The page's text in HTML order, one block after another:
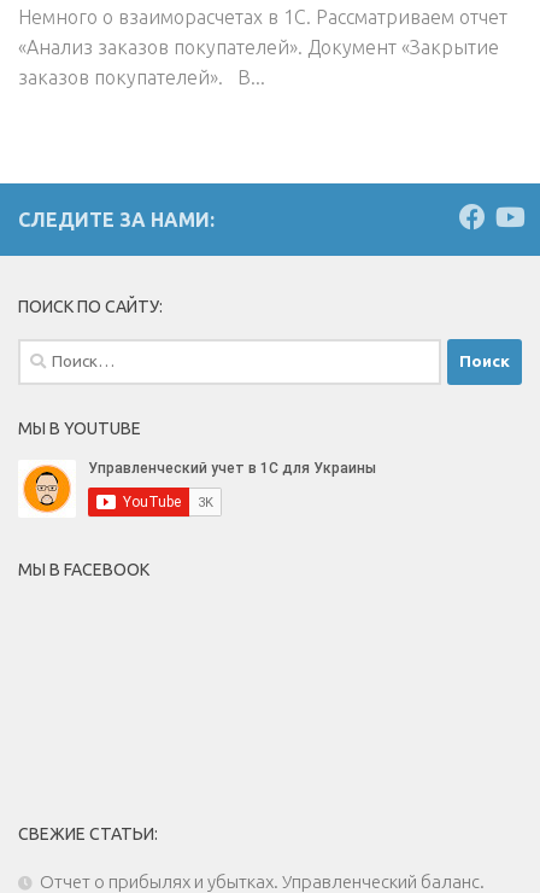
Немного о взаиморасчетах в 1С. Рассматриваем отчет
«Анализ заказов покупателей». Документ «Закрытие
заказов покупателей». В...
СЛЕДИТЕ ЗА НАМИ:
ПОИСК ПО САЙТУ:
Найти:
МЫ В YOUTUBE
МЫ В FACEBOOK
СВЕЖИЕ СТАТЬИ:
Отчет о прибылях и убытках. Управленческий баланс.